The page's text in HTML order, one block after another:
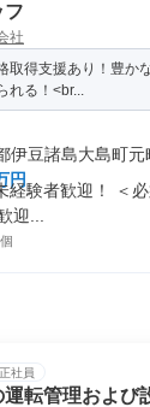
フ
社
取得支援あり！豊か
れる！<br...
伊豆諸島大島町元
円
経験者歓迎！ ＜
迎...
正社員
転管理および